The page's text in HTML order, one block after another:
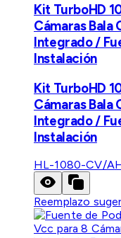
Kit TurboHD
Cámaras
Integrado /
Instalación
Kit TurboHD
Cámaras
Integrado /
Instalación
HL-1080-CV/A
Reemplazo